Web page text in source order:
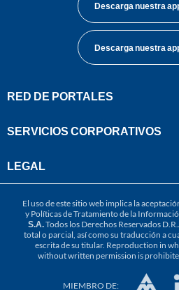
Descarga nuestra
Descarga nuestra
RED DE PORTALES
SERVICIOS CORPORATIVOS
LEGAL
El uso de este sitio web implica la
y Políticas de Tratamiento de la
S.A.Todos los Derechos Reservados
total o parcial, así como su traducción a
escrita de su titular. Reproduction in
without written permission is
MIEMBRO DE: